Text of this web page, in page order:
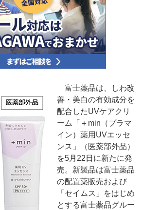
富士薬品は、しわ改
善・美白の有効成分を
配合したUVケアクリ
ーム「＋min（プラマ
イン）薬用UVエッセ
ンス」（医薬部外品）
を5月22日に新たに発
売。新製品は富士薬品
の配置薬販売および
「セイムス」をはじめ
とする富士薬品グルー